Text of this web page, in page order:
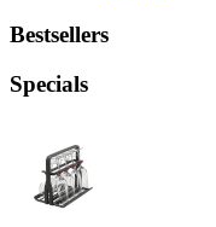
Bestsellers
Specials